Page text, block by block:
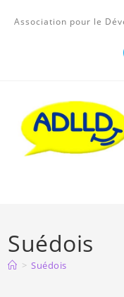
Association pour le
Suédois
> Suédois